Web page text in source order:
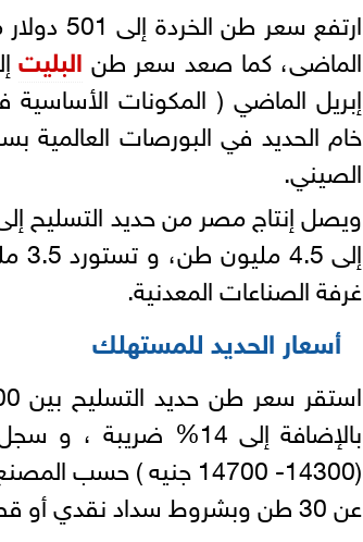
الماضى، كما صعد سعر طن البليت
إبريل الماضي ( المكونات
خام الحديد في البورصات العالمية
الصيني.
غرفة الصناعات المعدنية.
أسعار الحديد للمستهلك
بالإضافة إلى 14%
(14300- 14700 جنيه )
عن 30 طن وبشروط سداد نقدي أو قصير الأجل.